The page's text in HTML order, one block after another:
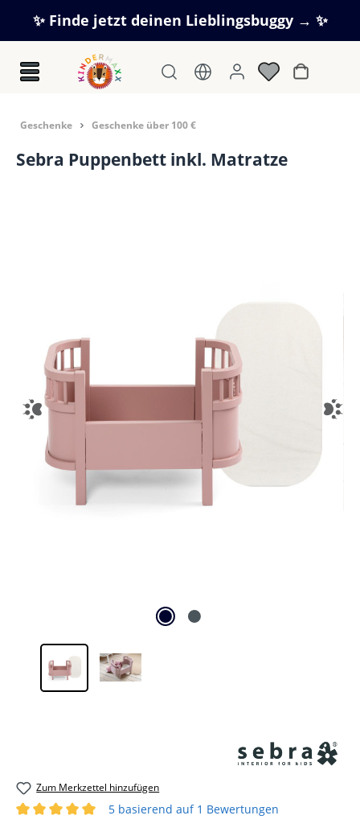
Zum Hauptinhalt springen
✨ Finde jetzt deinen Lieblingsbuggy → ✨
Geschenke Geschenke über 100 €
Sebra Puppenbett inkl. Matratze
Zum Merkzettel hinzufügen
5 basierend auf 1 Bewertungen